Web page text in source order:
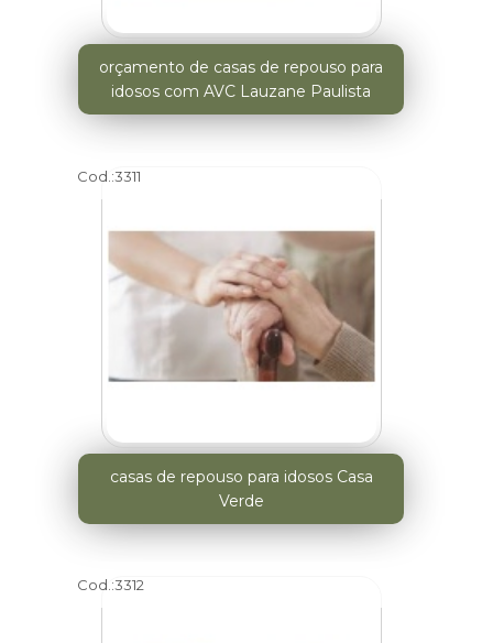
orçamento de casas de repouso para
idosos com AVC Lauzane Paulista
Cod.:3311
casas de repouso para idosos Casa
Verde
Cod.:3312